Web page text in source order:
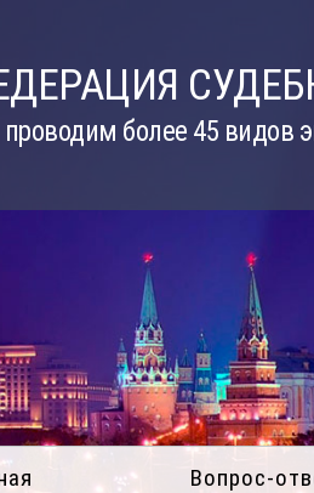
более 45 видов
Вопрос-